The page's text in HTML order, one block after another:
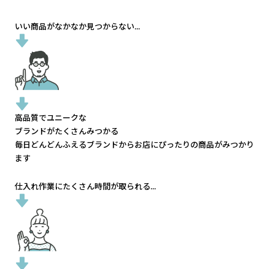
いい商品がなかなか見つからない...
高品質でユニークな
ブランドがたくさんみつかる
毎日どんどんふえるブランドからお店にぴったりの商品がみつかり
ます
仕入れ作業にたくさん時間が取られる...